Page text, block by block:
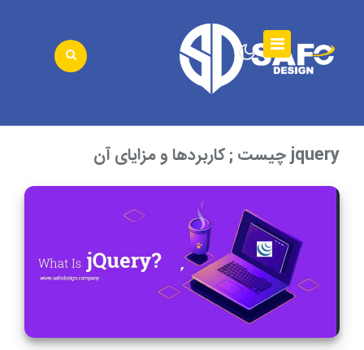
jquery چیست ; کاربردها و مزایای آن